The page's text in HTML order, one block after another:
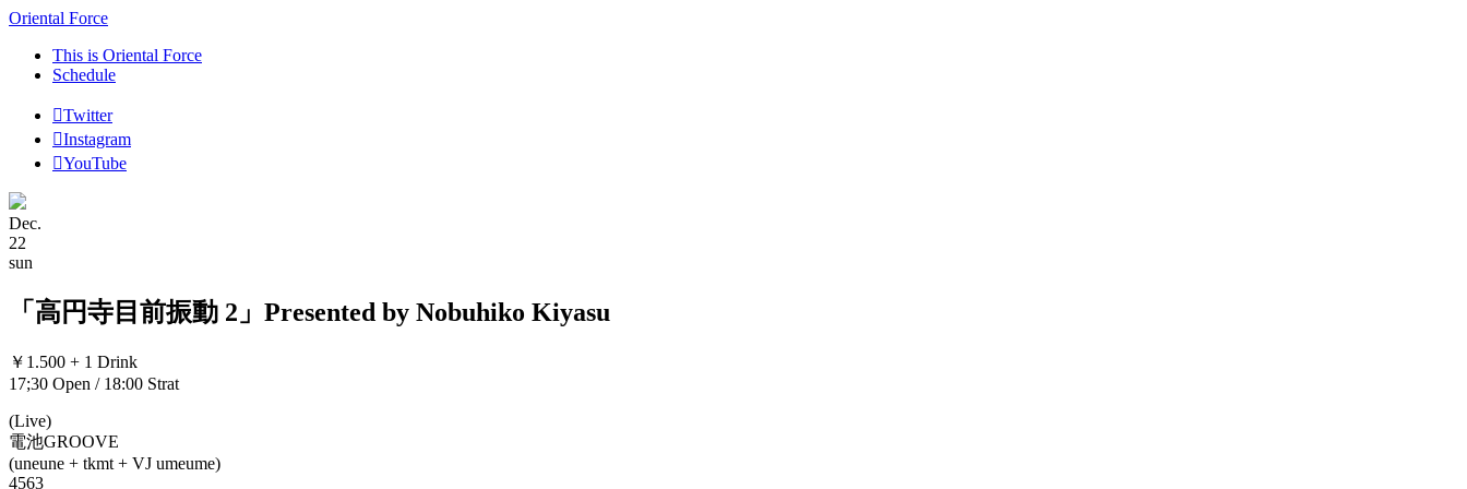
Oriental Force
This is Oriental Force
Schedule
Twitter
Instagram
YouTube
Dec.
22
sun
「高円寺目前振動 2」Presented by Nobuhiko Kiyasu
￥1.500 + 1 Drink
17;30 Open / 18:00 Strat
(Live)
電池GROOVE
(uneune + tkmt + VJ umeume)
4563